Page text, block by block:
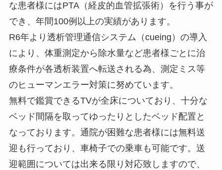
な患者様にはPTA（経皮的血管拡張術）を行う事が
でき、年間100例以上の実績があります。
R6年より透析管理通信システム（cueing）の導入
により、体重測定から除水量など患者様ごとに治
療条件が各透析装置へ転送される為、測定ミス等
のヒューマンエラー対策に努めています。
無料で鑑賞できるTVが全床についており、十分な
ベッド間隔を取ってゆったりとしたベッド配置と
なっております。通院が困難な患者様には無料送
迎も行っており、車椅子での乗車も可能です。送
迎範囲については出来る限り対応致しますので、